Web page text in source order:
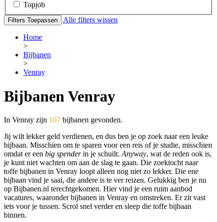
Topjob
Filters Toepassen Alle filters wissen
Home
>
Bijbanen
>
Venray
Bijbanen Venray
In Venray zijn 107 bijbanen gevonden.
Jij wilt lekker geld verdienen, en dus ben je op zoek naar een leuke
bijbaan. Misschien om te sparen voor een reis of je studie, misschien
omdat er een big spenderin je schuilt. Anyway, wat de reden ook is,
je kunt niet wachten om aan de slag te gaan. Die zoektocht naar
toffe bijbanen in Venray loopt alleen nog niet zo lekker. Die ene
bijbaan vind je saai, die andere is te ver reizen. Gelukkig ben je nu
op Bijbanen.nl terechtgekomen. Hier vind je een ruim aanbod
vacatures, waaronder bijbanen in Venray en omstreken. Er zit vast
iets voor je tussen. Scrol snel verder en sleep die toffe bijbaan
binnen.